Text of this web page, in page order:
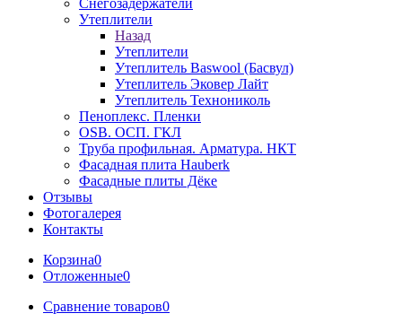
Снегозадержатели
Утеплители
Назад
Утеплители
Утеплитель Baswool (Басвул)
Утеплитель Эковер Лайт
Утеплитель Технониколь
Пеноплекс. Пленки
OSB. ОСП. ГКЛ
Труба профильная. Арматура. НКТ
Фасадная плита Hauberk
Фасадные плиты Дёке
Отзывы
Фотогалерея
Контакты
Корзина0
Отложенные0
Сравнение товаров0